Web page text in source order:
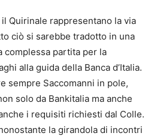
Quirinale rappresentano la via
ciò si sarebbe tradotto in una
complessa partita per la
alla guida della Banca d’Italia.
sempre Saccomanni in pole,
solo da Bankitalia ma anche
i requisiti richiesti dal Colle.
la girandola di incontri